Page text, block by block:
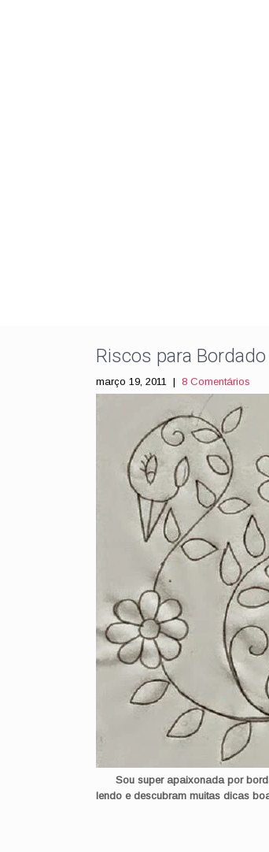
Riscos para
março 19, 2011 | 8 Comentários
Sou super apaixonada por
lendo e descubram muitas dicas